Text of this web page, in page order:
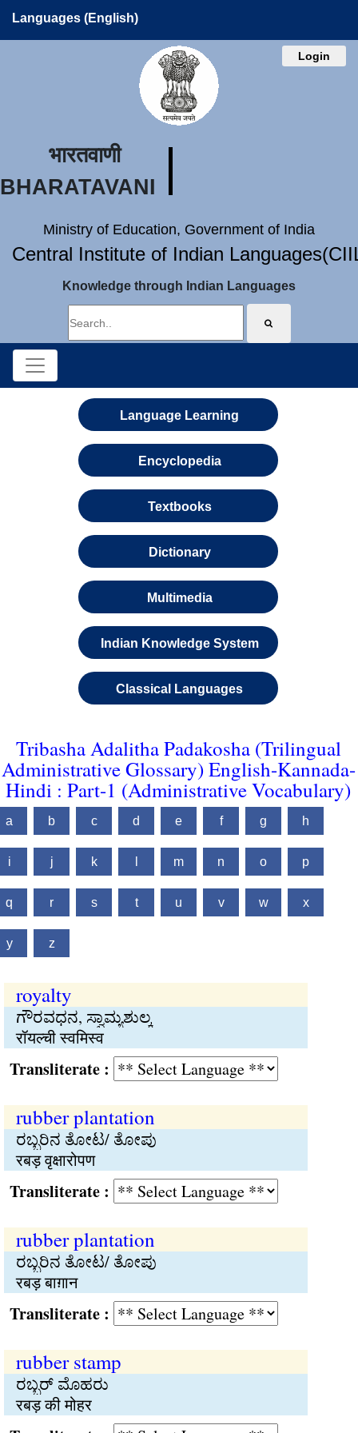
Languages (English)
Login
भारतवाणी
BHARATAVANI
Ministry of Education, Government of India
Central Institute of Indian
Knowledge through Indian Languages
Language Learning
Encyclopedia
Textbooks
Dictionary
Multimedia
Indian Knowledge System
Classical Languages
Tribasha Adalitha Padakosha (Trilingual
Administrative Glossary) English-Kannada-
Hindi : Part-1 (Administrative Vocabulary)
a b c d e f g h
i j k m n o p
q r s t u v w x
y z
royalty
ಗೌರವಧನ, ಸ್ವಾಮ್ಯಶುಲ್ಕ
रॉयल्ची स्वमिस्व
:
rubber plantation
ರಬ್ಬರಿನ ತೋಟ/ ತೋಪು
रबड़ वृक्षारोपण
:
rubber plantation
ರಬ್ಬರಿನ ತೋಟ/ ತೋಪು
रबड़ बाग़ान
:
rubber stamp
ರಬ್ಬರ್ ಮೊಹರು
रबड़ की मोहर